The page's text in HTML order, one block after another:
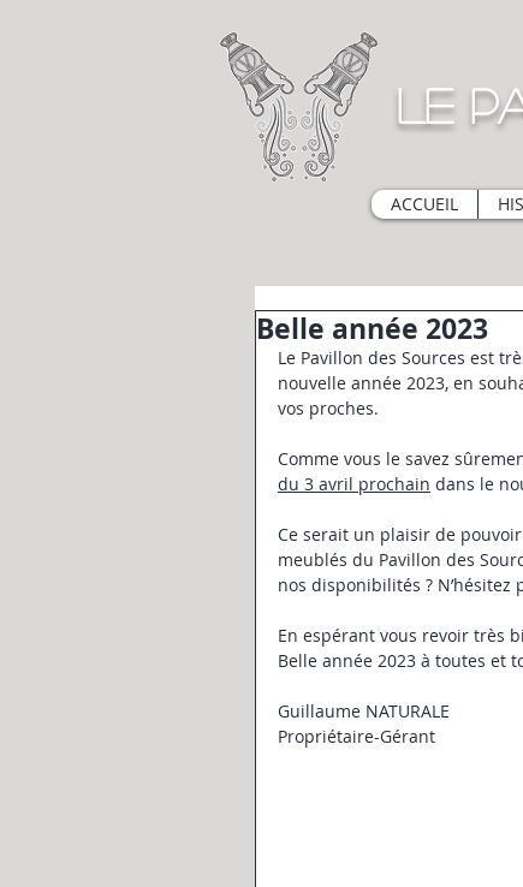
Le
ACCUEIL
Belle année 2023
Le Pavillon des Sources est
nouvelle année 2023, en
vos proches.
Comme vous le savez
du 3 avril prochain dans le
Ce serait un plaisir de
meublés du Pavillon des
nos disponibilités ? N’hésitez
En espérant vous revoir très
Belle année 2023 à toutes et
Guillaume NATURALE
Propriétaire-Gérant